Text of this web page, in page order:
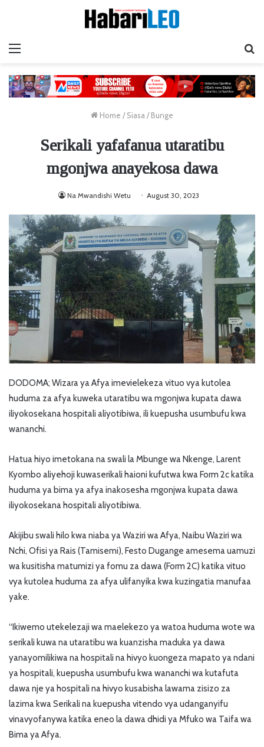
Home / Siasa/ Bunge
Serikali yafafanua utaratibu
mgonjwa anayekosa dawa
Na Mwandishi Wetu August 30, 2023
DODOMA; Wizara ya Afya imevielekeza vituo vya kutolea
huduma za afya kuweka utaratibu wa mgonjwa kupata dawa
iliyokosekana hospitali aliyotibiwa, ili kuepusha usumbufu kwa
wananchi.
Hatua hiyo imetokana na swali la Mbunge wa Nkenge, Larent
Kyombo aliyehoji kuwaserikali haioni kufutwa kwa Form 2c katika
huduma ya bima ya afya inakosesha mgonjwa kupata dawa
iliyokosekana hospitali aliyotibiwa.
Akijibu swali hilo kwa niaba ya Waziri wa Afya, Naibu Waziri wa
Nchi, Ofisi ya Rais (Tamisemi), Festo Dugange amesema uamuzi
wa kusitisha matumizi ya fomu za dawa (Form 2C) katika vituo
vya kutolea huduma za afya ulifanyika kwa kuzingatia manufaa
yake.
“Ikiwemo utekelezaji wa maelekezo ya watoa huduma wote wa
serikali kuwa na utaratibu wa kuanzisha maduka ya dawa
yanayomilikiwa na hospitali na hivyo kuongeza mapato ya ndani
ya hospitali, kuepusha usumbufu kwa wananchi wa kutafuta
dawa nje ya hospitali na hivyo kusabisha lawama zisizo za
lazima kwa Serikali na kuepusha vitendo vya udanganyifu
vinavyofanywa katika eneo la dawa dhidi ya Mfuko wa Taifa wa
Bima ya Afya.